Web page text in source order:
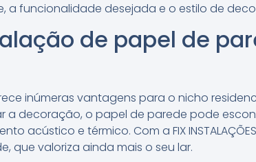
a funcionalidade desejada e o estilo de
de papel de
inúmeras vantagens para o nicho
a decoração, o papel de parede pode
e térmico. Com a FIX INSTALAÇÕES
que valoriza ainda mais o seu lar.